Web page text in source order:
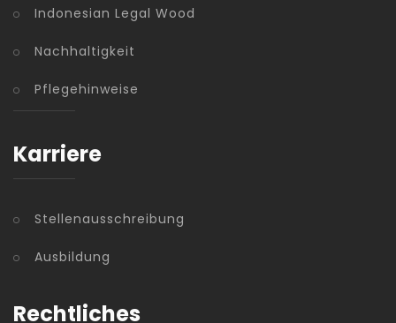
Indonesian Legal Wood
Nachhaltigkeit
Pflegehinweise
Karriere
Stellenausschreibung
Ausbildung
Rechtliches